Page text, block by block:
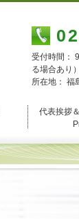
受付時間：
る場合あり
所在地： 福
代表挨拶